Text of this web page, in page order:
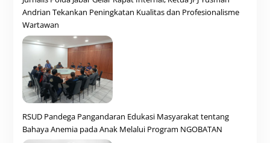
Andrian Tekankan Peningkatan Kualitas dan Profesionalisme
Wartawan
RSUD Pandega Pangandaran Edukasi Masyarakat tentang
Bahaya Anemia pada Anak Melalui Program NGOBATAN